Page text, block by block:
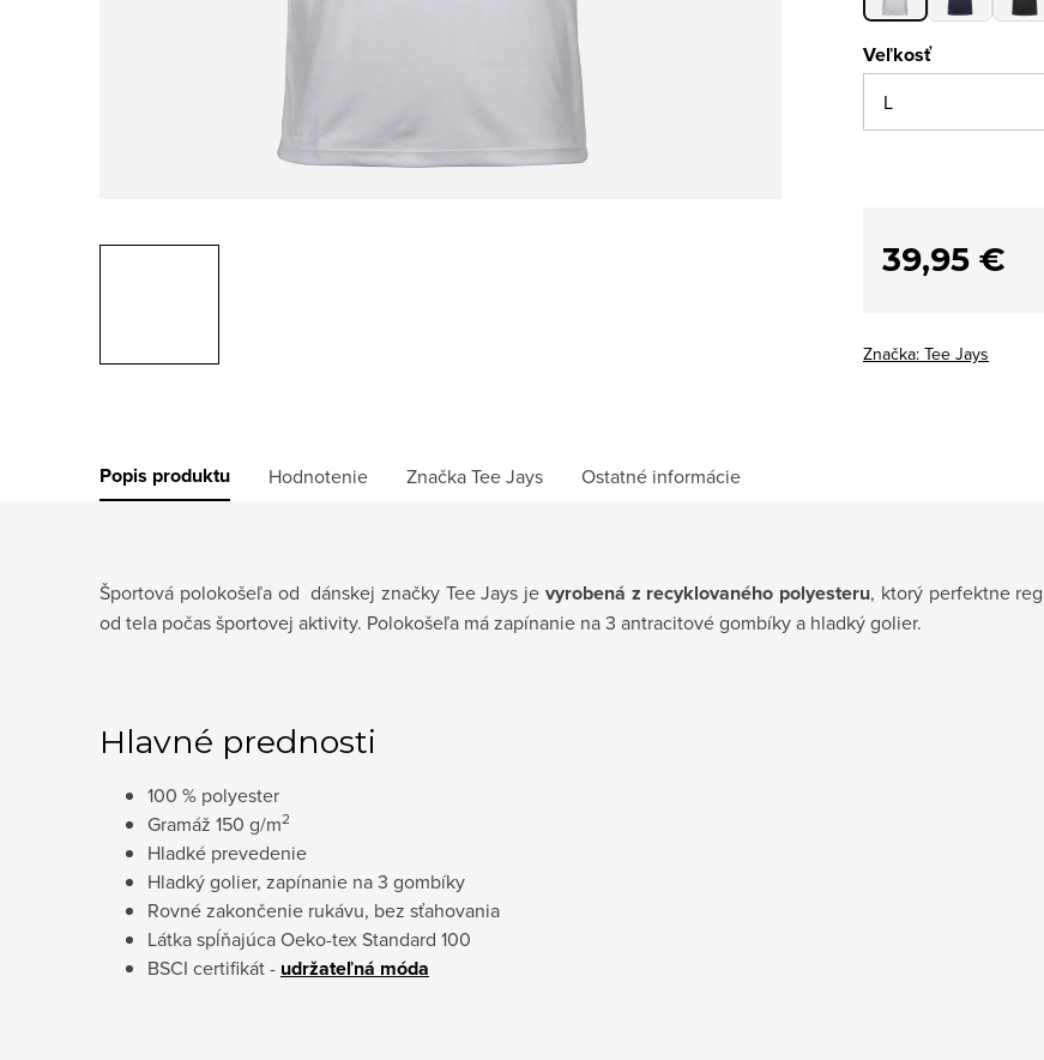
Veľkosť
39,95 €
Značka: Tee Jays
Popis produktu Hodnotenie ZnačkaTee Jays Ostatné informácie
Športová polokošeľa od dánskej značky Tee Jays je vyrobená z recyklovaného polyesteru, ktorý perfektne
od tela počas športovej aktivity. Polokošeľa má zapínanie na 3 antracitové gombíky a hladký golier.
Hlavné prednosti
100 % polyester
Gramáž 150 g/m2
Hladké prevedenie
Hladký golier, zapínanie na 3 gombíky
Rovné zakončenie rukávu, bez sťahovania
Látka spĺňajúca Oeko-tex Standard 100
BSCI certifikát - udržateľná móda